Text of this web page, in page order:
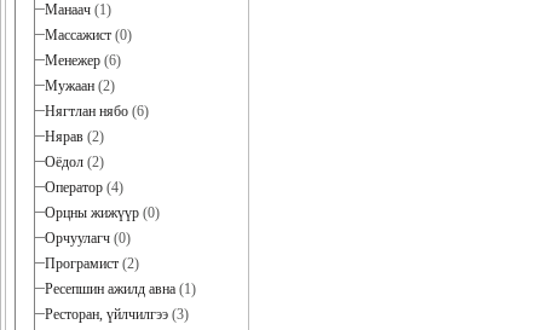
Манаач (1)
Массажист (0)
Менежер (6)
Мужаан (2)
Нягтлан нябо (6)
Нярав (2)
Оёдол (2)
Оператор (4)
Орцны жижүүр (0)
Орчуулагч (0)
Програмист (2)
Ресепшин ажилд авна (1)
Ресторан, үйлчилгээ (3)